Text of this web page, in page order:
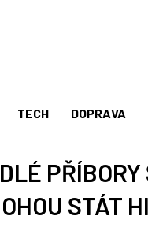
TECH DOPRAVA
PŘÍBORY
STÁT